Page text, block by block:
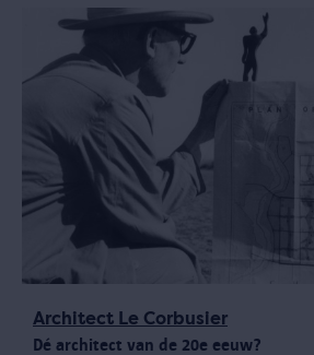
Architect Le Corbusier
Dé architect van de 20e eeuw?